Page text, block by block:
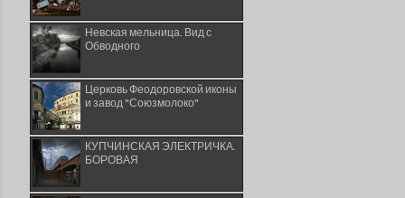
Невская мельница. Вид с
Обводного
Церковь Феодоровской иконы
и завод "Союзмолоко"
КУПЧИНСКАЯ ЭЛЕКТРИЧКА.
БОРОВАЯ